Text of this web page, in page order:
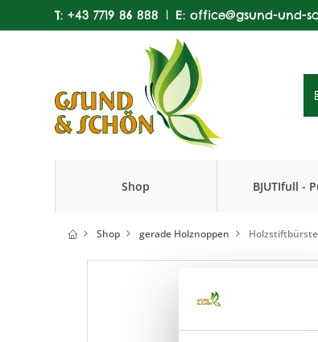
T: +43 7719 86 888 | E: office@gsund-und-
Shop
BJUTIfull -
Shop gerade Holznoppen